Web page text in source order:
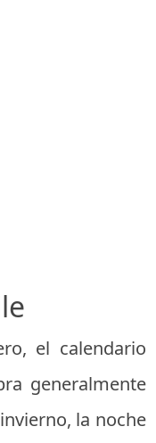
el calendario
generalmente
la noche